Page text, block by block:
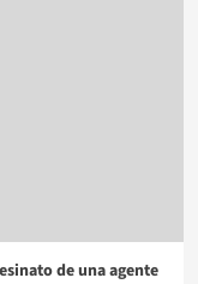
de una agente